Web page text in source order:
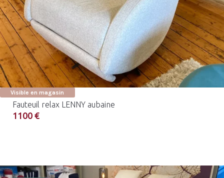
Visible en magasin
Fauteuil relax LENNY aubaine
1100 €